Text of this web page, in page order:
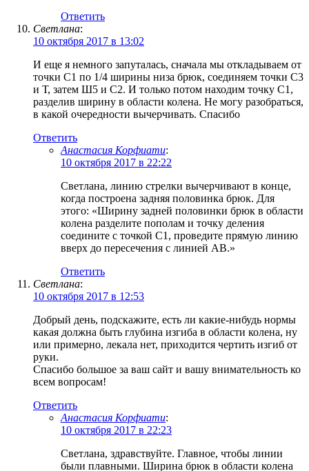
Ответить
Светлана:
10 октября 2017 в 13:02
И еще я немного запуталась, сначала мы откладываем от
точки С1 по 1/4 ширины низа брюк, соединяем точки С3
и Т, затем Ш5 и С2. И только потом находим точку С1,
разделив ширину в области колена. Не могу разобраться,
в какой очередности вычерчивать. Спасибо
Ответить
Анастасия Корфиати:
10 октября 2017 в 22:22
Светлана, линию стрелки вычерчивают в конце,
когда построена задняя половинка брюк. Для
этого: «Ширину задней половинки брюк в области
колена разделите пополам и точку деления
соедините с точкой С1, проведите прямую линию
вверх до пересечения с линией АВ.»
Ответить
Светлана:
10 октября 2017 в 12:53
Добрый день, подскажите, есть ли какие-нибудь нормы
какая должна быть глубина изгиба в области колена, ну
или примерно, лекала нет, приходится чертить изгиб от
руки.
Спасибо большое за ваш сайт и вашу внимательность ко
всем вопросам!
Ответить
Анастасия Корфиати:
10 октября 2017 в 22:23
Светлана, здравствуйте. Главное, чтобы линии
были плавными. Ширина брюк в области колена